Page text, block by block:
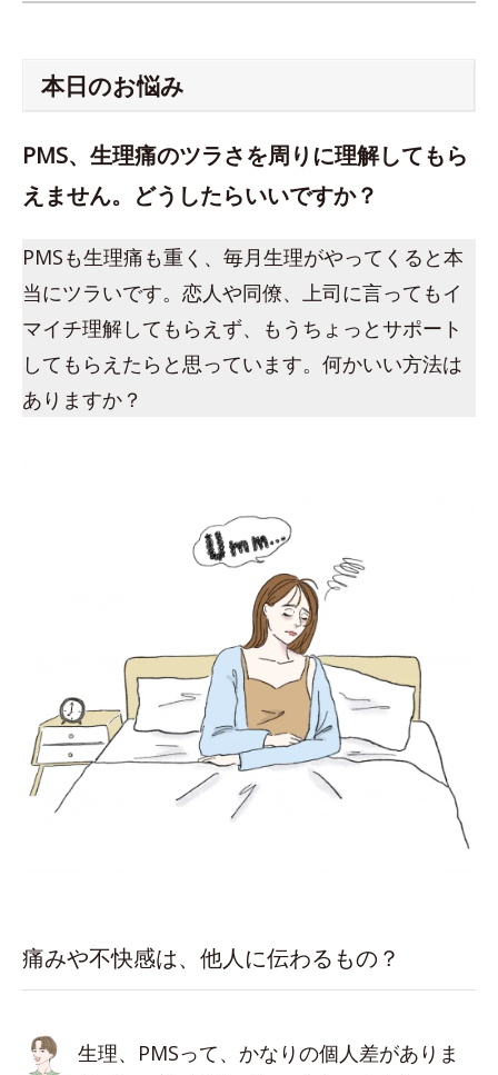
本日のお悩み
PMS、生理痛のツラさを周りに理解してもら
えません。どうしたらいいですか？
PMSも生理痛も重く、毎月生理がやってくると本
当にツラいです。恋人や同僚、上司に言ってもイ
マイチ理解してもらえず、もうちょっとサポート
してもらえたらと思っています。何かいい方法は
ありますか？
痛みや不快感は、他人に伝わるもの？
生理、PMSって、かなりの個人差がありま